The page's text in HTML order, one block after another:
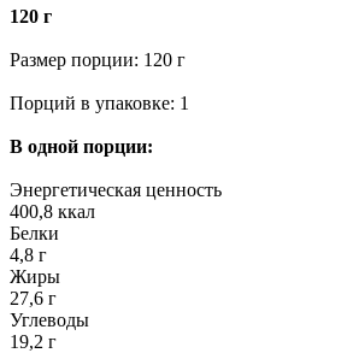
120 г
Размер порции: 120 г
Порций в упаковке: 1
В одной порции:
Энергетическая ценность
400,8 ккал
Белки
4,8 г
Жиры
27,6 г
Углеводы
19,2 г